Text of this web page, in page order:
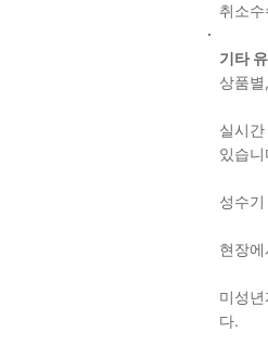
취소
기타
상품
실시
있습니
성수
현장
미성
다.